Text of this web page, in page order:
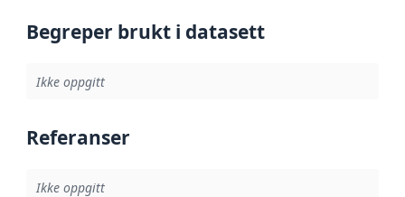
Begreper brukt i datasett
Ikke oppgitt
Referanser
Ikke oppgitt